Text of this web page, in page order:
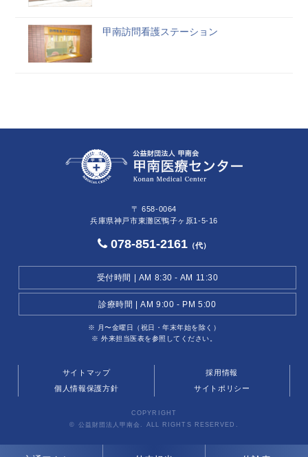
甲南訪問看護ステーション
〒 658-0064
兵庫県神戸市東灘区鴨子ヶ原1-5-16
078-851-2161 （代）
受付時間 | AM 8:30 - AM 11:30
診療時間 | AM 9:00 - PM 5:00
※ 月〜金曜日（祝日・年末年始を除く）
※ 外来担当医表を参照してください。
サイトマップ
採用情報
個人情報保護方針
サイトポリシー
COPYRIGHT
© 公益財団法人甲南会. ALL RIGHTS RESERVED.